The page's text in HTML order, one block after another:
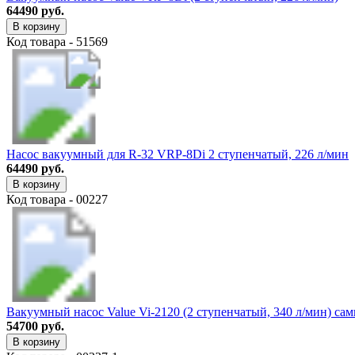
64490 руб.
В корзину
Код товара - 51569
Насос вакуумный для R-32 VRP-8Di 2 ступенчатый, 226 л/мин
64490 руб.
В корзину
Код товара - 00227
Вакуумный насос Value Vi-2120 (2 ступенчатый, 340 л/мин)
54700 руб.
В корзину